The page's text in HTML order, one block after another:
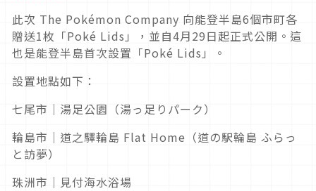
此次 The Pokémon Company 向能登半島6個市町各
贈送1枚「Poké Lids」，並自4月29日起正式公開。這
也是能登半島首次設置「Poké Lids」。
設置地點如下：
七尾市｜湯足公園（湯っ足りパーク）
輪島市｜道之驛輪島 Flat Home（道の駅輪島 ふらっ
と訪夢）
珠洲市｜見付海水浴場